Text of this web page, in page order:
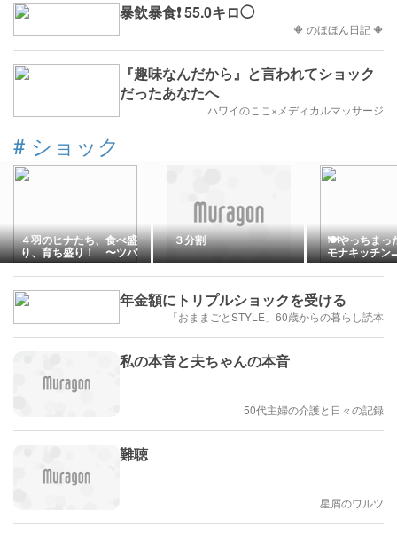
暴飲暴食❗ 55.0キロ◯
🔶 のほほん日記 🔶
『趣味なんだから』と言われてショック
だったあなたへ
ハワイのここ×メディカルマッサージ
# ショック
４羽のヒナたち、食べ盛
り、育ち盛り！ 〜ツバ
メの観察日記〜
３分割 🍽️やっちまっ
モナキッチン
をもらお！)
年金額にトリプルショックを受ける
「おままごとSTYLE」60歳からの暮らし読本
私の本音と夫ちゃんの本音
50代主婦の介護と日々の記録
難聴
星屑のワルツ